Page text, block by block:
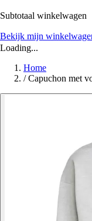
Subtotaal winkelwagen
Bekijk mijn
Loading...
Home
/ Capuchon met